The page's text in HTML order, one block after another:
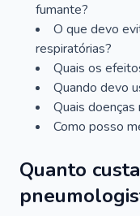
fumante?
O que devo
respiratórias?
Quais os
Quando devo
Quais
Como posso
Quanto